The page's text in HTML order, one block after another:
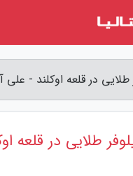
در قلعه اوکلند - علی
طلایی در قلعه